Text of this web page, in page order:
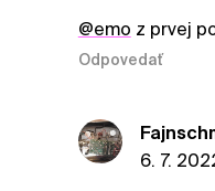
@emo z prvej
Odpovedať
6. 7.